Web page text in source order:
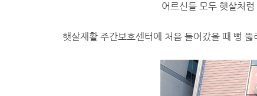
어르신들 모두 햇살처
햇살재활 주간보호센터에 처음 들어갔을 때 뻥